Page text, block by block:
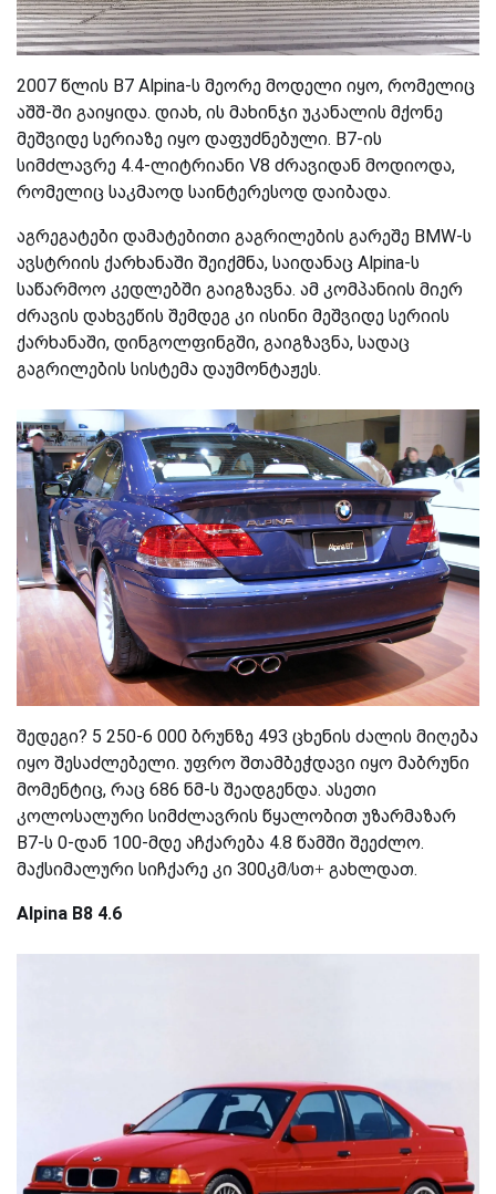
2007 წლის B7 Alpina-ს მეორე მოდელი იყო, რომელიც
აშშ-ში გაიყიდა. დიახ, ის მახინჯი უკანალის მქონე
მეშვიდე სერიაზე იყო დაფუძნებული. B7-ის
სიმძლავრე 4.4-ლიტრიანი V8 ძრავიდან მოდიოდა,
რომელიც საკმაოდ საინტერესოდ დაიბადა.
აგრეგატები დამატებითი გაგრილების გარეშე BMW-ს
ავსტრიის ქარხანაში შეიქმნა, საიდანაც Alpina-ს
საწარმოო კედლებში გაიგზავნა. ამ კომპანიის მიერ
ძრავის დახვეწის შემდეგ კი ისინი მეშვიდე სერიის
ქარხანაში, დინგოლფინგში, გაიგზავნა, სადაც
გაგრილების სისტემა დაუმონტაჟეს.
შედეგი? 5 250-6 000 ბრუნზე 493 ცხენის ძალის მიღება
იყო შესაძლებელი. უფრო შთამბეჭდავი იყო მაბრუნი
მომენტიც, რაც 686 ნმ-ს შეადგენდა. ასეთი
კოლოსალური სიმძლავრის წყალობით უზარმაზარ
B7-ს 0-დან 100-მდე აჩქარება 4.8 წამში შეეძლო.
მაქსიმალური სიჩქარე კი 300კმ/სთ+ გახლდათ.
Alpina B8 4.6